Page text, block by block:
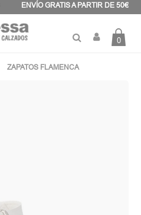
ENVÍO GRATIS A PARTIR DE 50€
0
ZAPATOS FLAMENCA